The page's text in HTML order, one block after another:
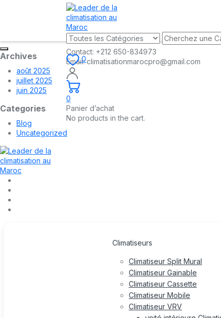
Archives
août 2025
juillet 2025
juin 2025
Categories
Blog
Uncategorized
Contact: +212 650-834973
Email:climatisationmarocpro@gmail.com
Climatiseurs
Climatiseur Split Mural
Climatiseur Gainable
Climatiseur Cassette
Climatiseur Mobile
Climatiseur VRV
0
0
Panier d’achat
No products in the cart.